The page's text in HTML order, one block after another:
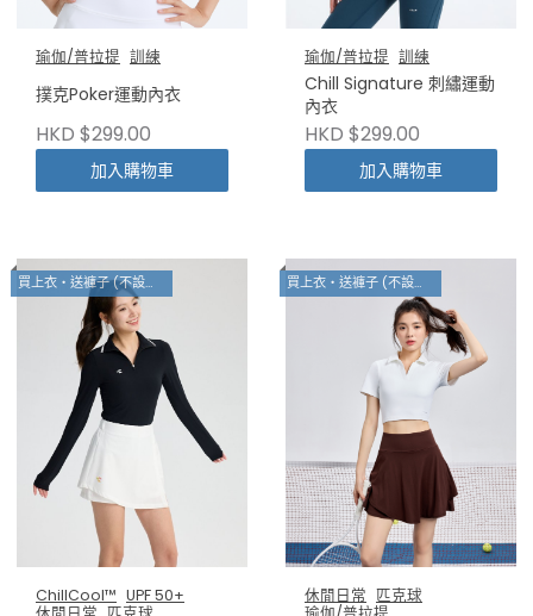
瑜伽/普拉提 訓練
撲克Poker運動內衣
HKD $299.00
加入購物車
瑜伽/普拉提 訓練
Chill Signature 刺繡運動
內衣
HKD $299.00
加入購物車
買上衣・送褲子 (不設退換)
ChillCool™ UPF 50+
買上衣・送褲子 (不設退換)
休閒日常 匹克球